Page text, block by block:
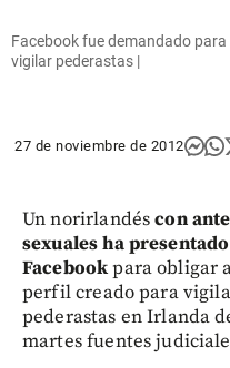
Facebook fue demandado
vigilar pederastas |
27 de noviembre de 2012
Un norirlandéscon
sexuales ha
Facebookpara obligar
perfil creado para
pederastas en Irlanda
martes fuentes